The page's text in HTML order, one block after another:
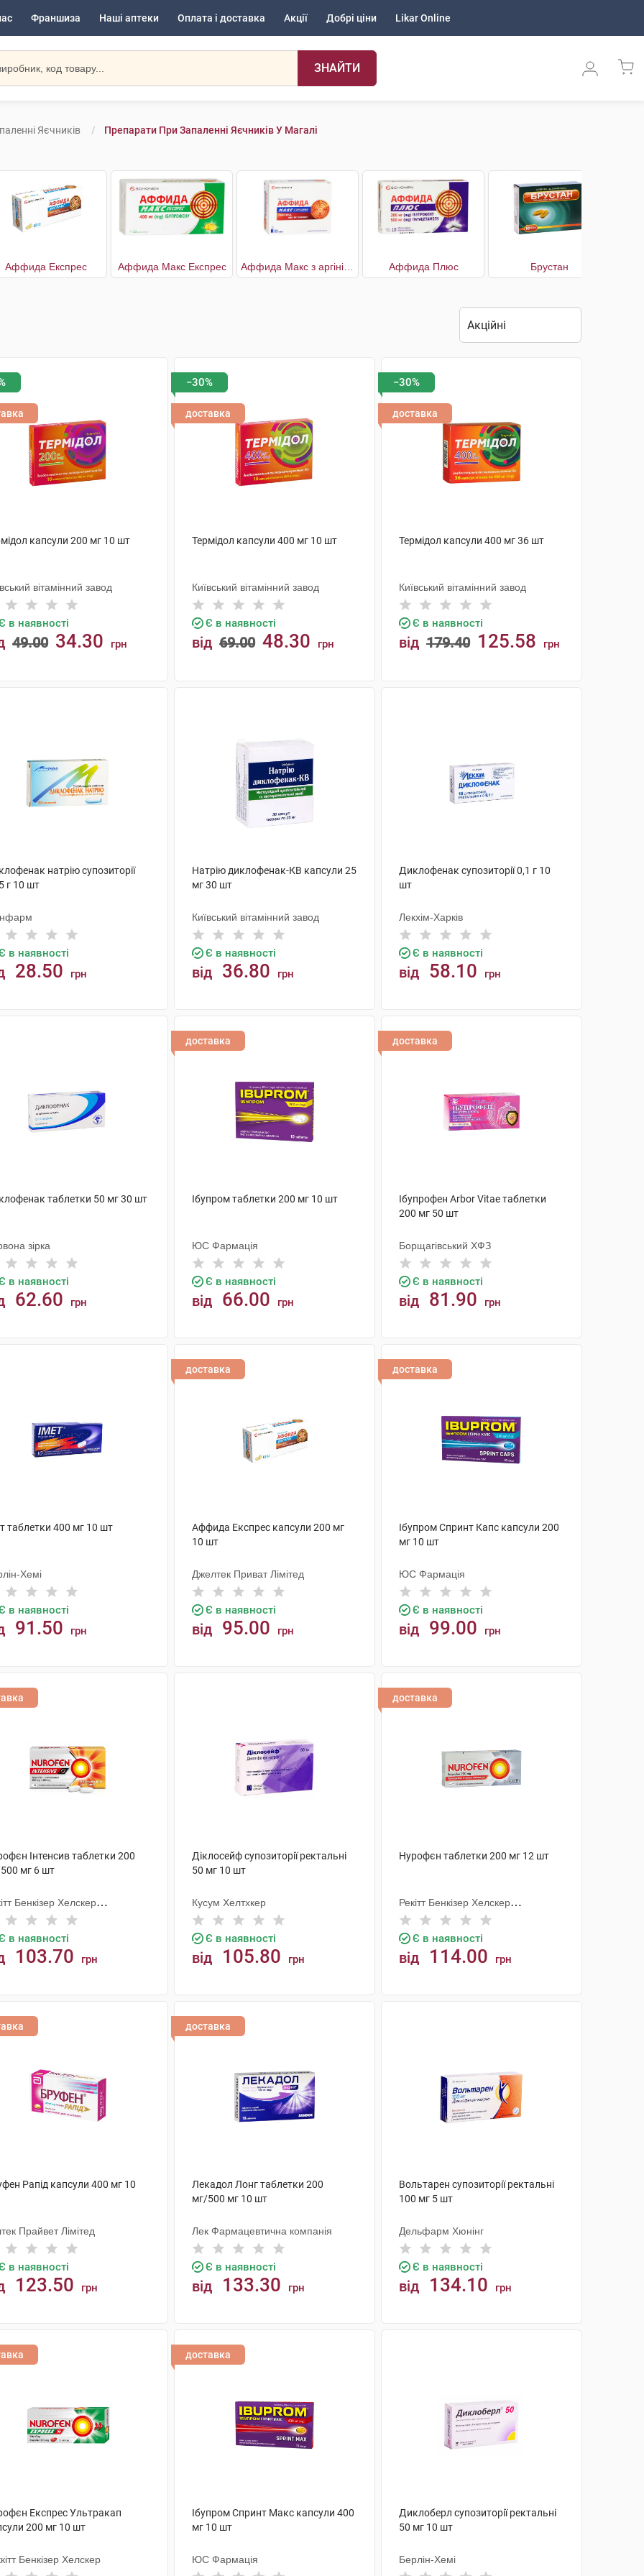
Франшиза Наші аптеки Оплата і доставка Акції Добрі ціни Likar Online
ЗНАЙТИ
Яєчників Препарати При Запаленні Яєчників У Магалі
Аффида Експрес Аффида Макс Експрес Аффида Плюс Брустан
капсули 200 мг 10 шт
вітамінний завод
в наявності
49.00 34.30 грн
−30%
доставка
Термідол капсули 400 мг 10 шт
Київський вітамінний завод
Є в наявності
від 69.00 48.30 грн
−30%
доставка
Термідол капсули 400 мг 36 шт
Київський вітамінний завод
Є в наявності
від 179.40 125.58 грн
натрію супозиторії
г 10 шт
в наявності
28.50 грн
Натрію диклофенак-КВ капсули 25
мг 30 шт
Київський вітамінний завод
Є в наявності
від 36.80 грн
Диклофенак супозиторії 0,1 г 10
шт
Лекхім-Харків
Є в наявності
від 58.10 грн
таблетки 50 мг 30 шт
зірка
в наявності
62.60 грн
доставка
Ібупром таблетки 200 мг 10 шт
ЮС Фармація
Є в наявності
від 66.00 грн
доставка
Ібупрофен Arbor Vitae таблетки
200 мг 50 шт
Борщагівський ХФЗ
Є в наявності
від 81.90 грн
таблетки 400 мг 10 шт
Хемі
в наявності
91.50 грн
доставка
Аффида Експрес капсули 200 мг
10 шт
Джелтек Приват Лімітед
Є в наявності
від 95.00 грн
доставка
Ібупром Спринт Капс капсули 200
мг 10 шт
ЮС Фармація
Є в наявності
від 99.00 грн
Інтенсив таблетки 200
мг 6 шт
Бенкізер Хелскер
в наявності
103.70 грн
Діклосейф супозиторії ректальні
50 мг 10 шт
Кусум Хелтхкер
Є в наявності
від 105.80 грн
доставка
Нурофєн таблетки 200 мг 12 шт
Рекітт Бенкізер Хелскер
Інтернешнл
Є в наявності
від 114.00 грн
Рапід капсули 400 мг 10
Прайвет Лімітед
в наявності
123.50 грн
доставка
Лекадол Лонг таблетки 200
мг/500 мг 10 шт
Лек Фармацевтична компанія
Є в наявності
від 133.30 грн
Вольтарен супозиторії ректальні
100 мг 5 шт
Дельфарм Хюнінг
Є в наявності
від 134.10 грн
Експрес Ультракап
200 мг 10 шт
Бенкізер Хелскер
доставка
Ібупром Спринт Макс капсули 400
мг 10 шт
ЮС Фармація
Диклоберл супозиторії ректальні
50 мг 10 шт
Берлін-Хемі